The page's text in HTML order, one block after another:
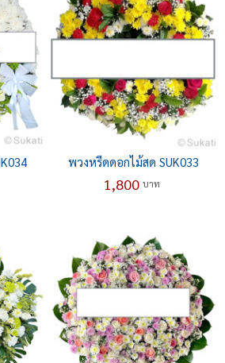
พวงหรีดดอกไม้สด SUK033
1,800 บาท